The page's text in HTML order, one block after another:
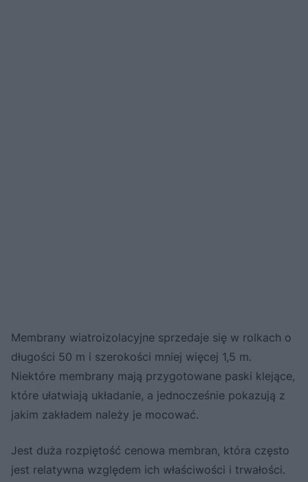
Membrany wiatroizolacyjne sprzedaje się w rolkach o
długości 50 m i szerokości mniej więcej 1,5 m.
Niektóre membrany mają przygotowane paski klejące,
które ułatwiają układanie, a jednocześnie pokazują z
jakim zakładem należy je mocować.
Jest duża rozpiętość cenowa membran, która często
jest relatywna względem ich właściwości i trwałości.